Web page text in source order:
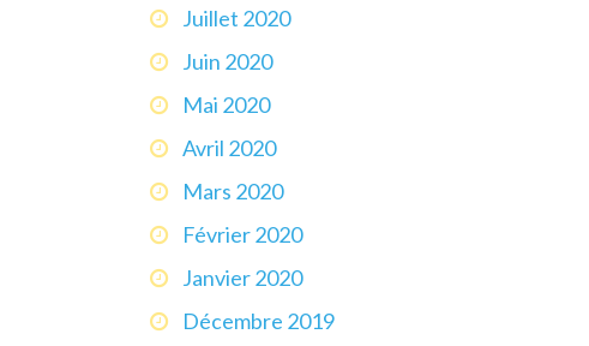
Juillet 2020
Juin 2020
Mai 2020
Avril 2020
Mars 2020
Février 2020
Janvier 2020
Décembre 2019